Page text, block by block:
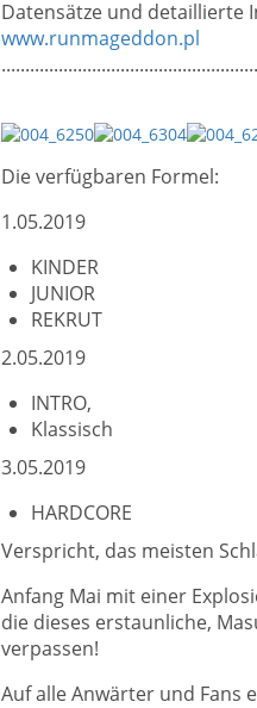
Datensätze und detaillierte
www.runmageddon.pl
Die verfügbaren Formel:
1.05.2019
KINDER
JUNIOR
REKRUT
2.05.2019
INTRO,
Klassisch
3.05.2019
HARDCORE
Verspricht, das meisten
Anfang Mai mit einer
die dieses erstaunliche,
verpassen!
Auf alle Anwärter und Fans